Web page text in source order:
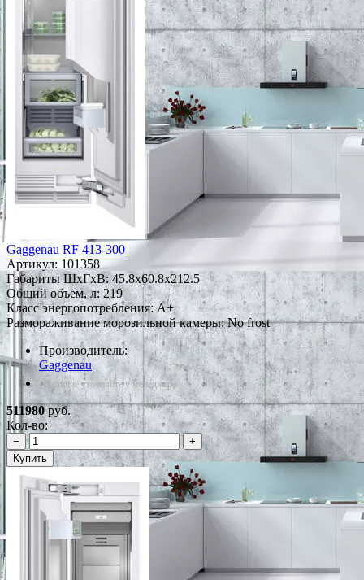
Gaggenau RF 413-300
Артикул: 101358
Габариты ШxГxВ: 45.8x60.8x212.5
Общий объем, л: 219
Класс энергопотребления: A+
Размораживание морозильной камеры: No frost
Производитель:
Gaggenau
*Наличие уточняйте у менеджера
511980руб.
Кол-во:
−
+
Купить